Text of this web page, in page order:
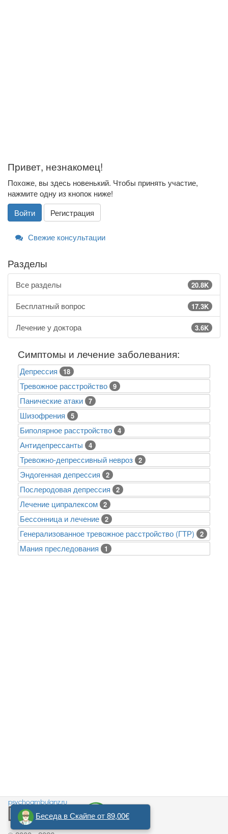
Привет, незнакомец!
Похоже, вы здесь новенький. Чтобы принять участие,
нажмите одну из кнопок ниже!
Войти
Регистрация
Свежие консультации
Разделы
Все разделы 20.8K
Бесплатный вопрос 17.3K
Лечение у доктора 3.6K
Симптомы и лечение заболевания:
Депрессия 18
Тревожное расстройство 9
Панические атаки 7
Шизофрения 5
Биполярное расстройство 4
Антидепрессанты 4
Тревожно-депрессивный невроз 2
Эндогенная депрессия 2
Послеродовая депрессия 2
Лечение ципралексом 2
Бессонница и лечение 2
Генерализованное тревожное расстройство (ГТР) 2
Mания преследования 1
Беседа в Скайпе от 89,00€